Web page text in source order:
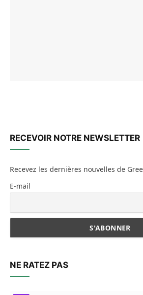
RECEVOIR NOTRE NEWSLETTER
Recevez les dernières nouvelles de
E-mail
NE RATEZ PAS